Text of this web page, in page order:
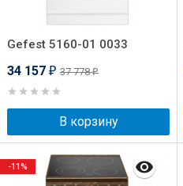
Gefest 5160-01 0033
34 157 ₽ 37 778₽
В корзину
-11%